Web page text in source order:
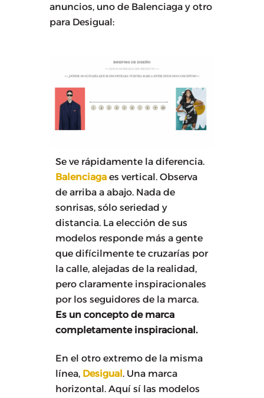
anuncios, uno de Balenciaga y otro
para Desigual:
Se ve rápidamente la diferencia.
Balenciaga es vertical. Observa
de arriba a abajo. Nada de
sonrisas, sólo seriedad y
distancia. La elección de sus
modelos responde más a gente
que difícilmente te cruzarías por
la calle, alejadas de la realidad,
pero claramente inspiracionales
por los seguidores de la marca.
Es un concepto de marca
completamente inspiracional.
En el otro extremo de la misma
línea, Desigual . Una marca
horizontal. Aquí sí las modelos